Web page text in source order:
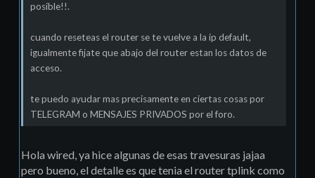
posible!!.
cuando reseteas el router se te vuelve a la ip default,
igualmente fijate que abajo del router estan los datos de
acceso.
te puedo ayudar mas precisamente en ciertas cosas por
TELEGRAM o MENSAJES PRIVADOS por el foro.
Hola wired, ya hice algunas de esas travesuras jajaa
pero bueno, el detalle es que tenia el router tplink como